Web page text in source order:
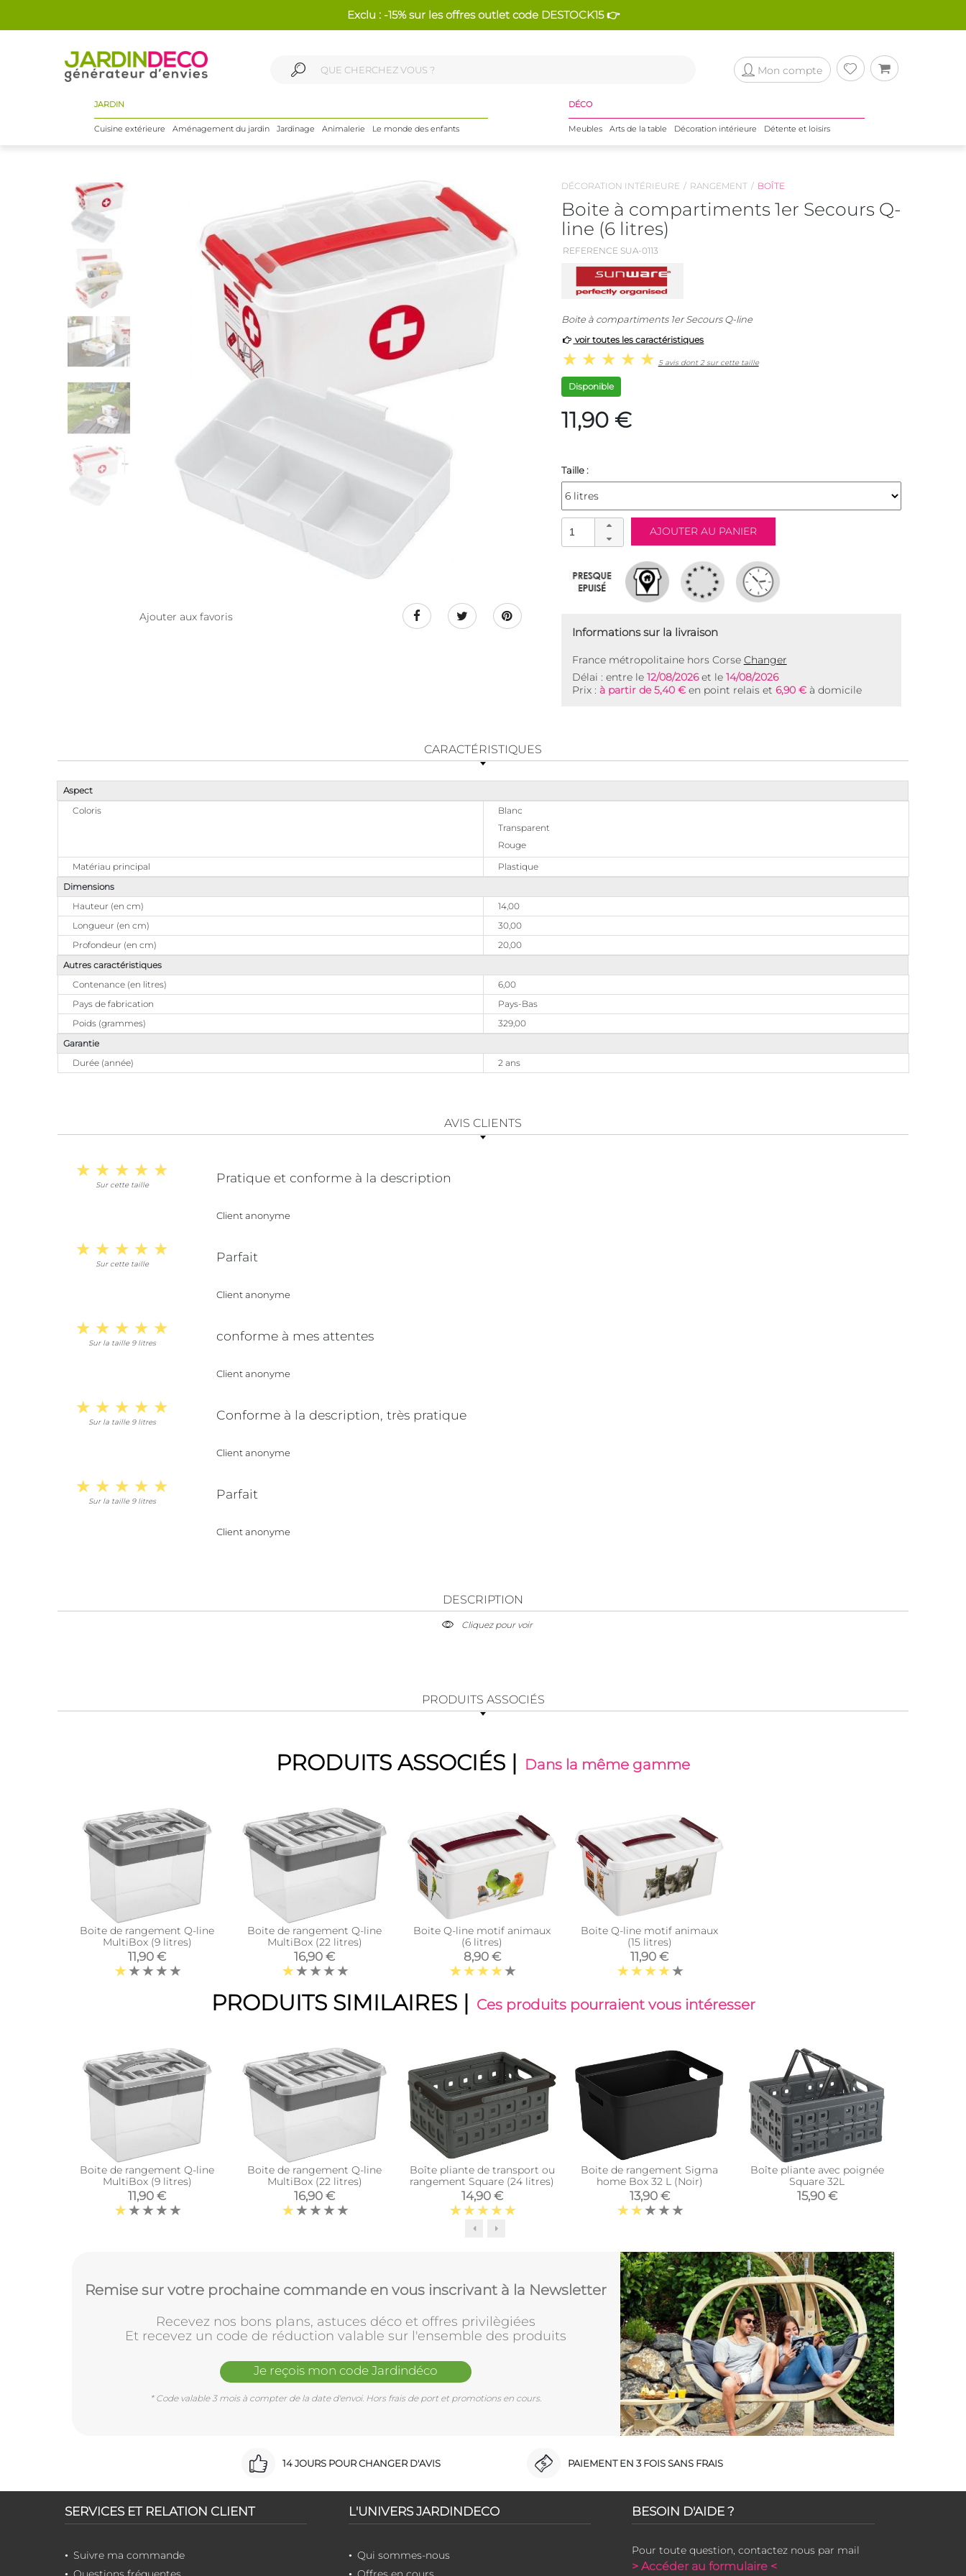
Exclu : -15% sur les offres outlet code DESTOCK15 👉
Mon compte
JARDIN
Cuisine extérieure Aménagement du jardin Jardinage Animalerie Le monde des enfants
DÉCO
Meubles Arts de la table Décoration intérieure Détente et loisirs
Ajouter aux favoris
DÉCORATION INTÉRIEURE RANGEMENT BOÎTE
Boite à compartiments 1er Secours Q-
line (6 litres)
REFERENCE SUA-0113
Boite à compartiments 1er Secours Q-line
voir toutes les caractéristiques
5 avis dont 2 sur cette taille
Disponible
11,90 €
Taille :
Informations sur la livraison
France métropolitaine hors Corse Changer
Délai : entre le 12/08/2026et le 14/08/2026
Prix : à partir de 5,40 € en point relais et 6,90 €à domicile
CARACTÉRISTIQUES
Aspect
Coloris
Blanc
Transparent
Rouge
Matériau principal
Plastique
Dimensions
Hauteur (en cm)
14,00
Longueur (en cm)
30,00
Profondeur (en cm)
20,00
Autres caractéristiques
Contenance (en litres)
6,00
Pays de fabrication
Pays-Bas
Poids (grammes)
329,00
Garantie
Durée (année)
2 ans
AVIS CLIENTS
Sur cette taille Pratique et conforme à la description
Client anonyme
Sur cette taille Parfait
Client anonyme
Sur la taille 9 litres conforme à mes attentes
Client anonyme
Sur la taille 9 litres Conforme à la description, très pratique
Client anonyme
Sur la taille 9 litres Parfait
Client anonyme
DESCRIPTION
Cliquez pour voir
PRODUITS ASSOCIÉS
PRODUITS ASSOCIÉS | Dans la même gamme
Boite de rangement Q-line
MultiBox (9 litres)
11,90 €
Boite de rangement Q-line
MultiBox (22 litres)
16,90 €
Boite Q-line motif animaux
(6 litres)
8,90 €
Boite Q-line motif animaux
(15 litres)
11,90 €
PRODUITS SIMILAIRES | Ces produits pourraient vous intéresser
Boite de rangement Q-line
MultiBox (9 litres)
11,90 €
Boite de rangement Q-line
MultiBox (22 litres)
16,90 €
Boîte pliante de transport ou
rangement Square (24 litres)
14,90 €
Boite de rangement Sigma
home Box 32 L (Noir)
13,90 €
Boîte pliante avec poignée
Square 32L
15,90 €
Remise sur votre prochaine commande en vous inscrivant à la Newsletter
Recevez nos bons plans, astuces déco et offres privilègiées
Et recevez un code de réduction valable sur l'ensemble des produits
Je reçois mon code Jardindéco
* Code valable 3 mois à compter de la date d'envoi. Hors frais de port et promotions en cours.
14 JOURS POUR CHANGER D'AVIS PAIEMENT EN 3 FOIS SANS FRAIS
SERVICES ET RELATION CLIENT
Suivre ma commande
L'UNIVERS JARDINDECO
Qui sommes-nous
BESOIN D'AIDE ?
Pour toute question, contactez nous par mail
> Accéder au formulaire <